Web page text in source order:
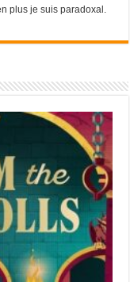
plus je suis paradoxal.